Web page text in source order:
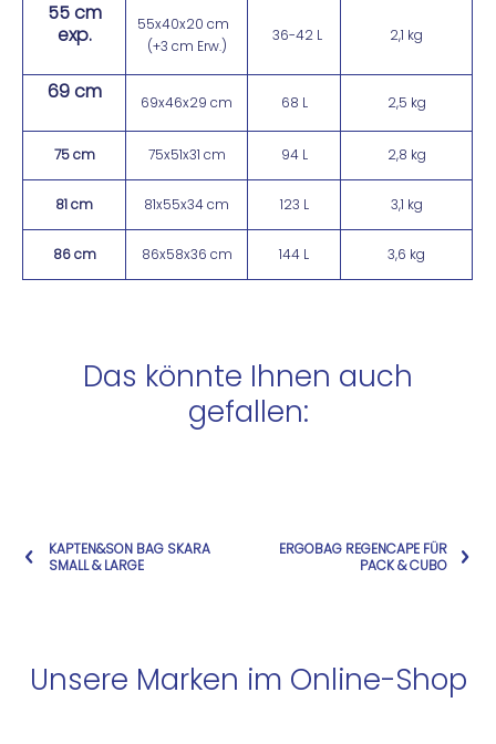
55 cm
exp.
55x40x20 cm
(+3 cm Erw.)
36-42 L 2,1 kg
69 cm 69x46x29 cm 68 L 2,5 kg
75 cm 75x51x31 cm 94 L 2,8 kg
81 cm 81x55x34 cm 123 L 3,1 kg
86 cm 86x58x36 cm 144 L 3,6 kg
Das könnte Ihnen auch
gefallen:
KAPTEN&SON BAG SKARA
SMALL & LARGE
ERGOBAG REGENCAPE FÜR
PACK & CUBO
Unsere Marken im Online-Shop